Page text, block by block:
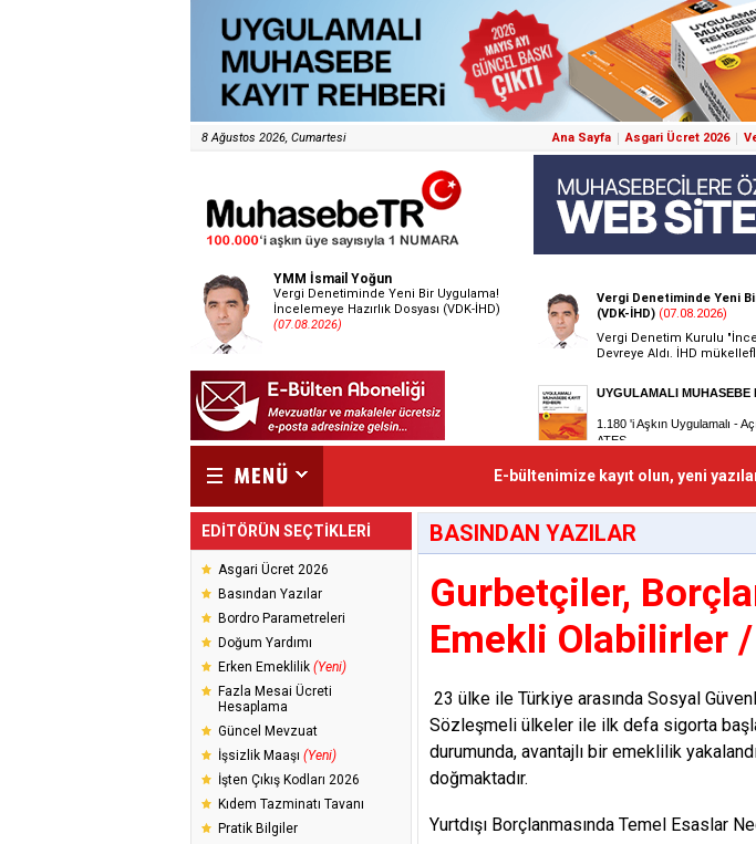
8 Ağustos 2026, Cumartesi Ana Sayfa Asgari Ücret 2026
YMM İsmail Yoğun
Vergi Denetiminde Yeni Bir Uygulama!
İncelemeye Hazırlık Dosyası (VDK-İHD)
(07.08.2026)
E-bültenimize kayıt olun, yeni
EDİTÖRÜN SEÇTİKLERİ
Asgari Ücret 2026
Basından Yazılar
Bordro Parametreleri
Doğum Yardımı
Erken Emeklilik (Yeni)
Fazla Mesai Ücreti
Hesaplama
Güncel Mevzuat
İşsizlik Maaşı (Yeni)
İşten Çıkış Kodları 2026
Kıdem Tazminatı Tavanı
Pratik Bilgiler
BASINDAN YAZILAR
Gurbetçiler,
Emekli Olabilirler
23 ülke ile Türkiye arasında Sosyal
Sözleşmeli ülkeler ile ilk defa sigorta
durumunda, avantajlı bir emeklilik
doğmaktadır.
Yurtdışı Borçlanmasında Temel Esaslar